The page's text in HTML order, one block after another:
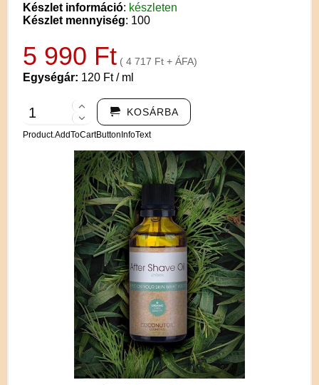
Készlet információ: készleten
Készlet mennyiség: 100
5 990 Ft ( 4 717 Ft + ÁFA)
Egységár: 120 Ft / ml
KOSÁRBA
Product.AddToCartButtonInfoText